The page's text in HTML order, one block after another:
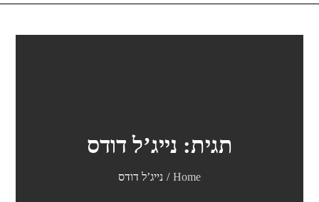
תגית: נייג’ל דודס
Home נייג’ל דודס